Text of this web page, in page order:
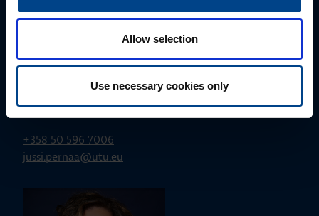
Allow selection
Use necessary cookies only
ALUEMYYNTIPÄÄLLIKKÖ, LÄNSI-SUOMI
+358 50 596 7006
jussi.pernaa@utu.eu